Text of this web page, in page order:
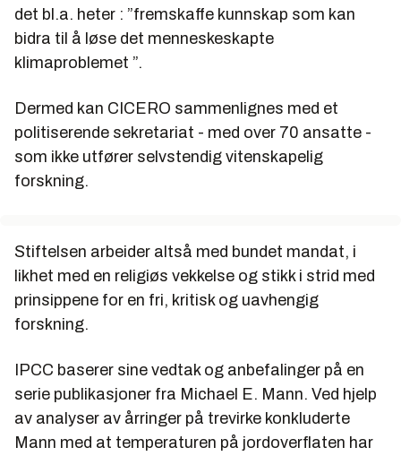
det bl.a. heter : ”fremskaffe kunnskap som kan
bidra til å løse det menneskeskapte
klimaproblemet ”.
Dermed kan CICERO sammenlignes med et
politiserende sekretariat - med over 70 ansatte -
som ikke utfører selvstendig vitenskapelig
forskning.
Stiftelsen arbeider altså med bundet mandat, i
likhet med en religiøs vekkelse og stikk i strid med
prinsippene for en fri, kritisk og uavhengig
forskning.
IPCC baserer sine vedtak og anbefalinger på en
serie publikasjoner fra Michael E. Mann. Ved hjelp
av analyser av årringer på trevirke konkluderte
Mann med at temperaturen på jordoverflaten har